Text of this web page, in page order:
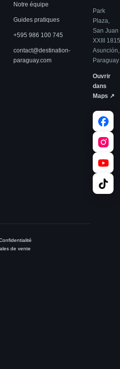
Notre équipe
Guides pratiques
+595 986 100 745
contact@destination-
paraguay.com
Park
Plaza,
San Juan
XXIII 1815
Asunción,
Paraguay
Ouvrir
dans
Maps ↗
de vente